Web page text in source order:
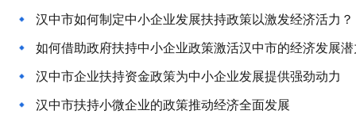
汉中市如何制定中小企业发展扶持政策以激发经济活力？
如何借助政府扶持中小企业政策激活汉中市的经济发展
汉中市企业扶持资金政策为中小企业发展提供强劲动力
汉中市扶持小微企业的政策推动经济全面发展